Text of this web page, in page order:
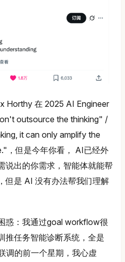
Horthy 在 2025 AI Engineer
outsource the thinking" /
it can only amplify the
，但是今年你看， AI已经外
说出的你需求，智能体就能帮
但是 AI 没有办法帮我们理解
惑：我通过goal workflow很
推任务智能诊断系统，全是
调的前一个星期，我心虚